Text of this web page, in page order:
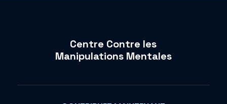
Centre Contre les
Manipulations Mentales